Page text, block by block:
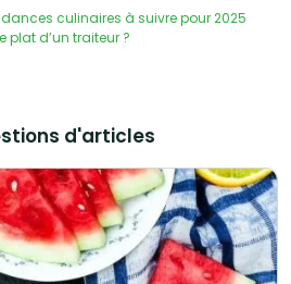
culinaires à suivre pour 2025
plat d’un traiteur ?
d'articles